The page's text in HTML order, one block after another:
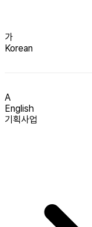
가
Korean
A
English
기획사업